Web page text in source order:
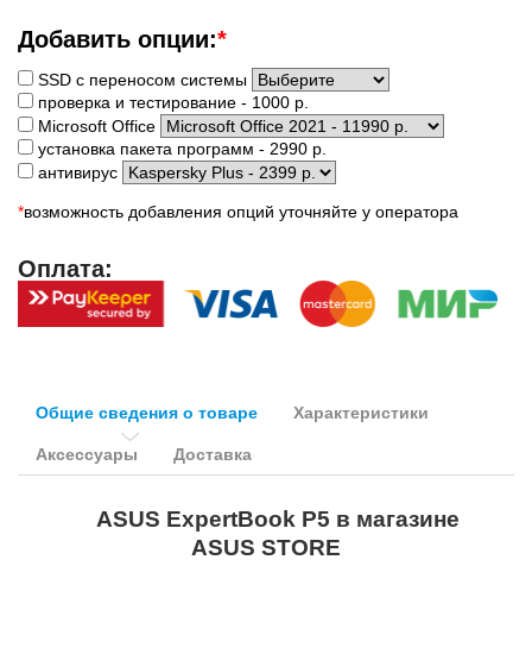
Добавить опции:*
SSD с переносом системы
проверка и тестирование - 1000 р.
Microsoft Office
установка пакета программ - 2990 р.
антивирус
*возможность добавления опций уточняйте у оператора
Оплата:
Общие сведения о товаре Характеристики
Аксессуары Доставка
ASUS ExpertBook P5 в магазине
ASUS STORE